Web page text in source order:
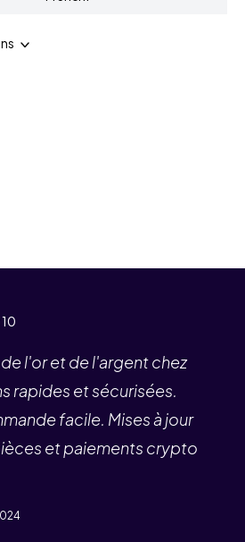
l'or et de l'argent chez
rapides et sécurisées.
facile. Mises à jour
et paiements crypto